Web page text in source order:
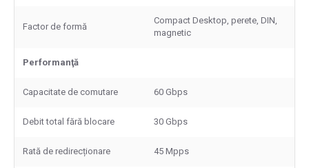
Factor de formă
Compact Desktop, perete, DIN,
magnetic
Performanţă
Capacitate de comutare 60 Gbps
Debit total fără blocare 30 Gbps
Rată de redirecționare 45 Mpps